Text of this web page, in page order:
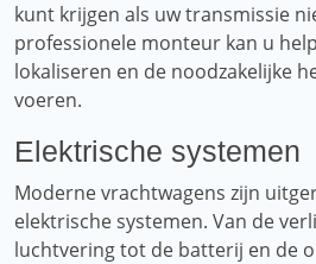
kunt krijgen als uw transmissie
professionele monteur kan u
lokaliseren en de noodzakelijke
voeren.
Elektrische systemen
Moderne vrachtwagens zijn
elektrische systemen. Van de
luchtvering tot de batterij en de